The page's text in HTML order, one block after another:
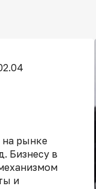
на рынке
Бизнесу в
и